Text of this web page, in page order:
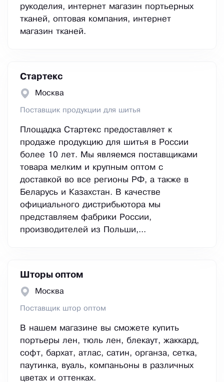
рукоделия, интернет магазин портьерных
тканей, оптовая компания, интернет
магазин тканей.
Стартекс
Москва
Поставщик продукции для шитья
Площадка Стартекс предоставляет к
продаже продукцию для шитья в России
более 10 лет. Мы являемся поставщиками
товара мелким и крупным оптом с
доставкой во все регионы РФ, а также в
Беларусь и Казахстан. В качестве
официального дистрибьютора мы
представляем фабрики России,
производителей из Польши,...
Шторы оптом
Москва
Поставщик штор оптом
В нашем магазине вы сможете купить
портьеры лен, тюль лен, блекаут, жаккард,
софт, бархат, атлас, сатин, органза, сетка,
паутинка, вуаль, компаньоны в различных
цветах и оттенках.